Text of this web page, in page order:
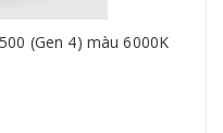
(Gen 4) màu 6000K